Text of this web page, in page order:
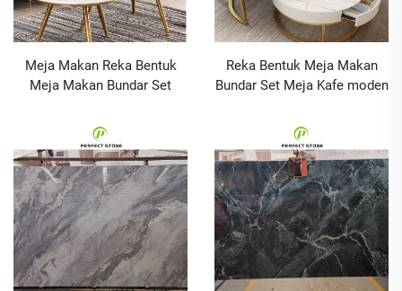
Meja Makan Reka Bentuk
Meja Makan Bundar Set
Kelabu Batu Disinter
Reka Bentuk Meja Makan
Bundar Set Meja Kafe moden
untuk Meja dan Kerusi
Makan